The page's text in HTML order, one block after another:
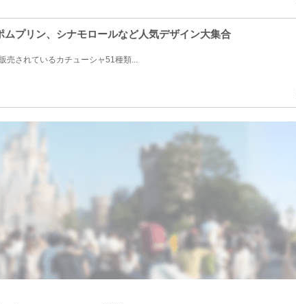
ムプリン、シナモロールなど人気デザイン大集合
売されているカチューシャ51種類...